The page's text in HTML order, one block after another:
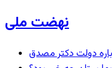
نهضت ملی
دولت دکتر مصدق